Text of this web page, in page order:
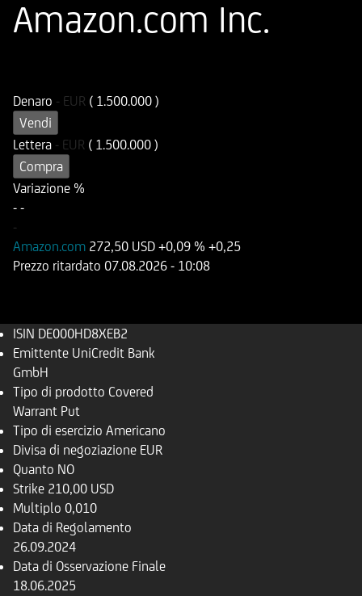
Amazon.com Inc.
Denaro - EUR ( 1.500.000 )
Vendi
Lettera - EUR ( 1.500.000 )
Compra
Variazione %
- -
-
Amazon.com 272,50 USD +0,09 % +0,25
Prezzo ritardato 07.08.2026 - 10:08
ISIN DE000HD8XEB2
Emittente UniCredit Bank
GmbH
Tipo di prodotto Covered
Warrant Put
Tipo di esercizio Americano
Divisa di negoziazione EUR
Quanto NO
Strike 210,00 USD
Multiplo 0,010
Data di Regolamento
26.09.2024
Data di Osservazione Finale
18.06.2025